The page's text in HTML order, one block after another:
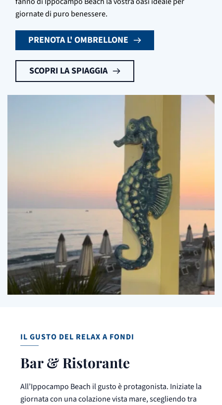
giornate di puro benessere.
PRENOTA L' OMBRELLONE
SCOPRI LA SPIAGGIA
IL GUSTO DEL RELAX A FONDI
Bar & Ristorante
All’Ippocampo Beach il gusto è protagonista. Iniziate la
giornata con una colazione vista mare, scegliendo tra